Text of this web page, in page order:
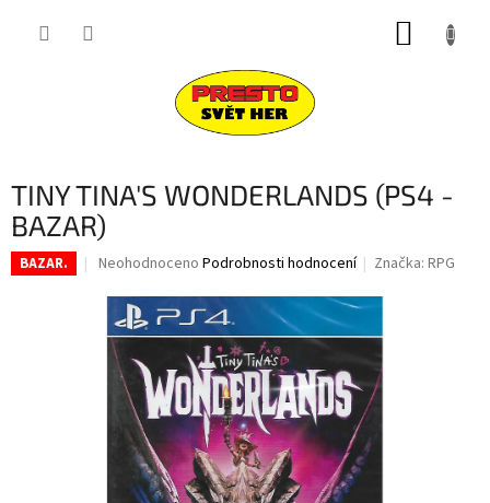
TINY TINA'S WONDERLANDS (PS4 -
BAZAR)
BAZAR.
Průměrné
produktu
0,0
hvězdiček.
Neohodnoceno Podrobnosti hodnocení Značka:RPG